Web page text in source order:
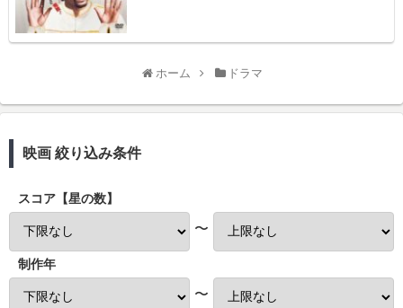
ホーム ドラマ
映画 絞り込み条件
スコア【星の数】
〜
制作年
〜